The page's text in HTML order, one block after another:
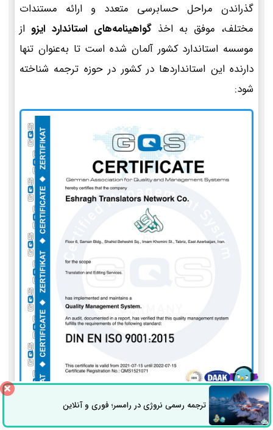
گذراندن مراحل حسابرسی متعدد و ارائه مستندات
مختلف، موفق به اخذ گواهینامه‌های استاندارد ایزو از
موسسه استاندارد کشور آلمان شده است تا به‌عنوان تنها
دارنده این استانداردها در کشور در حوزه ترجمه شناخته
شود:
ترجمه رسمی نروژی در رامسر؛ فوری و آنلاینراه های ارتباطی